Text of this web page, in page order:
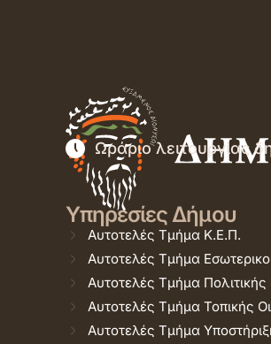
Ωράριο λειτουργίας
Υπηρεσίες Δήμου
Αυτοτελές Τμήμα Κ.Ε.Π.
Αυτοτελές Τμήμα
Αυτοτελές Τμήμα
Αυτοτελές Τμήμα Τοπικής
Αυτοτελές Τμήμα